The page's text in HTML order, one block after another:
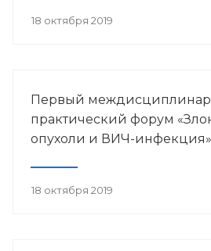
18 октября 2019
Первый
практический форум
опухоли и ВИЧ-инфекция»
18 октября 2019